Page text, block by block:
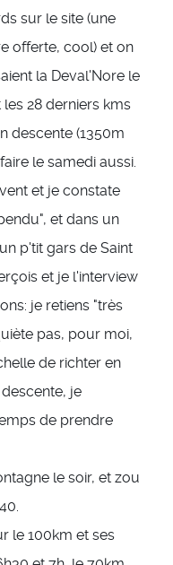
sur le site (une
offerte, cool) et on
la Deval'Nore le
28 derniers kms
descente (1350m
le samedi aussi.
et je constate
et dans un
p'tit gars de Saint
et je l'interview
je retiens "très
pas, pour moi,
de richter en
je
de prendre
le soir, et zou
le 100km et ses